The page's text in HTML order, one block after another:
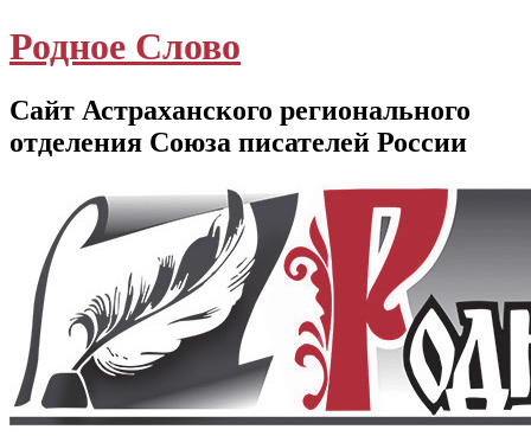
Родное Слово
Сайт Астраханского регионального
отделения Союза писателей России